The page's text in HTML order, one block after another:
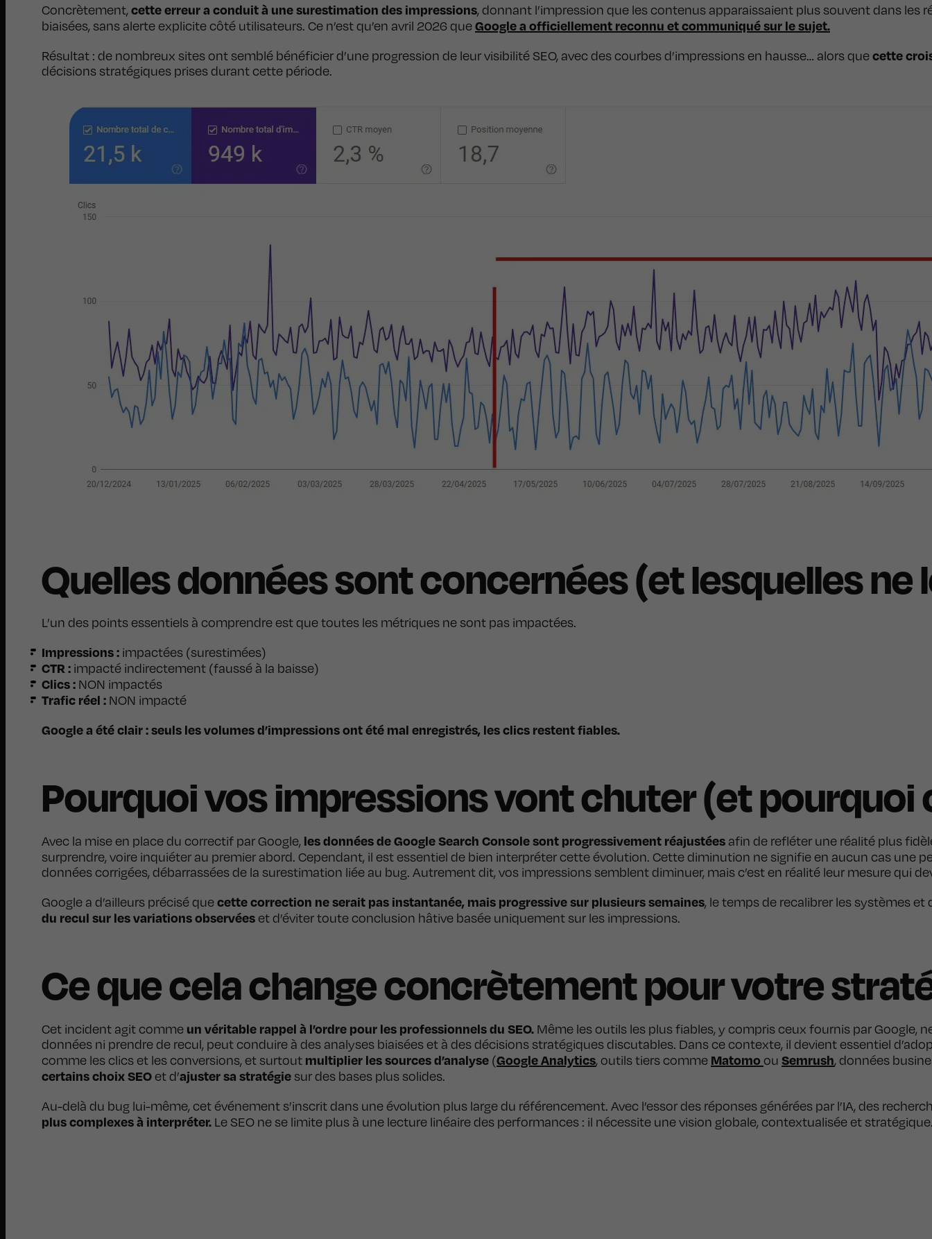
Concrètement,cette erreur a conduit à une surestimation des impressions, donnant l’impression que les contenus apparaissaient plus souvent dans
biaisées, sans alerte explicite côté utilisateurs. Ce n’est qu’en avril 2026 queGoogle a officiellement reconnu et communiqué sur le sujet.
Résultat : de nombreux sites ont semblé bénéficier d’une progression de leur visibilité SEO, avec des courbes d’impressions en hausse… alors quecette
décisions stratégiques prises durant cette période.
Quelles données sont concernées (et lesquelles ne
L’un des points essentiels à comprendre est que toutes les métriques ne sont pas impactées.
Impressions : impactées (surestimées)
CTR : impacté indirectement (faussé à la baisse)
Clics : NON impactés
Trafic réel : NON impacté
Google a été clair : seuls les volumes d’impressions ont été mal enregistrés, les clics restent fiables.
Pourquoi vos impressions vont chuter (et pourquoi
Avec la mise en place du correctif par Google, les données de Google Search Console sont progressivement réajustées afin de refléter une réalité plus
surprendre, voire inquiéter au premier abord. Cependant, il est essentiel de bien interpréter cette évolution. Cette diminution ne signifie en aucun cas une
données corrigées, débarrassées de la surestimation liée au bug. Autrement dit, vos impressions semblent diminuer, mais c’est en réalité leur mesure qui
Google a d’ailleurs précisé quecette correction ne serait pas instantanée, mais progressive sur plusieurs semaines, le temps de recalibrer les systèmes
du recul sur les variations observéeset d’éviter toute conclusion hâtive basée uniquement sur les impressions.
Ce que cela change concrètement pour votre
Cet incident agit comme un véritable rappel à l’ordre pour les professionnels du SEO. Même les outils les plus fiables, y compris ceux fournis par Google,
données ni prendre de recul, peut conduire à des analyses biaisées et à des décisions stratégiques discutables. Dans ce contexte, il devient essentiel
comme les clics et les conversions, et surtout multiplier les sources d’analyse (Google Analytics, outils tiers comme Matomo ou Semrush, données
certains choix SEOet d’ajuster sa stratégie sur des bases plus solides.
Au-delà du bug lui-même, cet événement s’inscrit dans une évolution plus large du référencement. Avec l’essor des réponses générées par l’IA, des
plus complexes à interpréter. Le SEO ne se limite plus à une lecture linéaire des performances : il nécessite une vision globale, contextualisée et